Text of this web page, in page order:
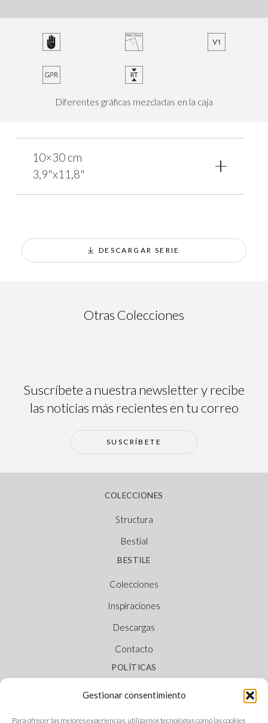
Gestionar consentimiento
Para ofrecer las mejores experiencias, utilizamos tecnologías como las cookies
Diferentes gráficas mezcladas en la caja
10×30 cm
3,9"x11,8"
DESCARGAR SERIE
Otras Colecciones
Ainsa
Suscríbete a nuestra newsletter y recibe
las noticias más recientes en tu correo
SUSCRÍBETE
COLECCIONES
Structura
Bestial
BESTILE
Colecciones
Inspiraciones
Descargas
Contacto
POLÍTICAS
Aviso legal